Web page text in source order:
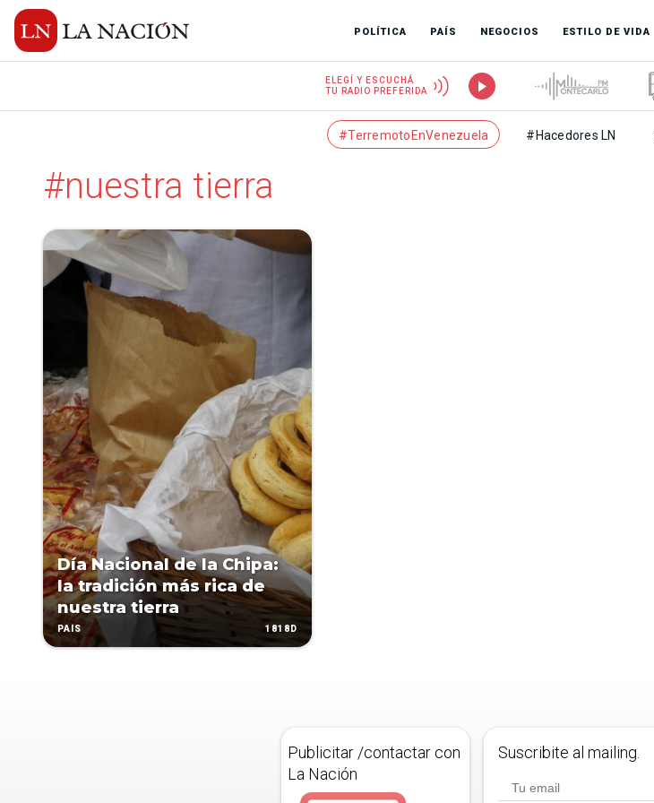
POLÍTICA PAÍS NEGOCIOS ESTILO DE VIDA
ELEGÍ Y ESCUCHÁ
TU RADIO PREFERIDA
#TerremotoEnVenezuela #Hacedores LN
#nuestra tierra
Día Nacional de la Chipa:
la tradición más rica de
nuestra tierra
PAÍS 1818D
Publicitar /contactar con
La Nación
Suscribite al mailing.